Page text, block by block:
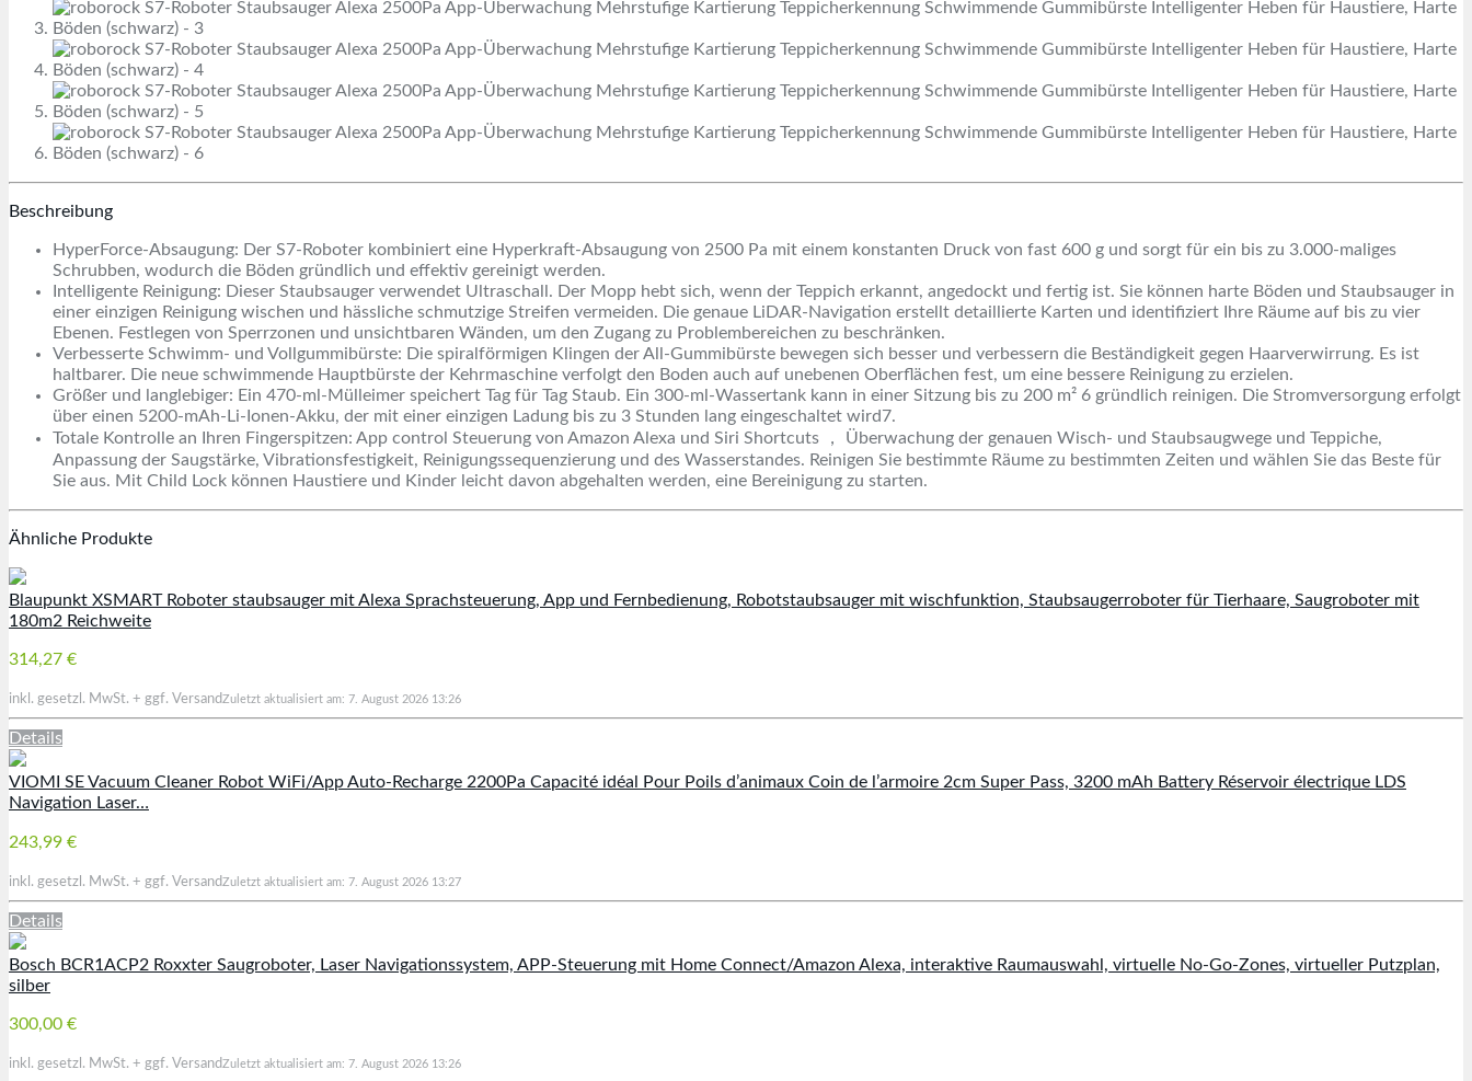
Beschreibung
HyperForce-Absaugung: Der S7-Roboter kombiniert eine Hyperkraft-Absaugung von 2500 Pa mit einem konstanten Druck von fast 600 g und sorgt für ein bis zu 3.000-maliges
Schrubben, wodurch die Böden gründlich und effektiv gereinigt werden.
Intelligente Reinigung: Dieser Staubsauger verwendet Ultraschall. Der Mopp hebt sich, wenn der Teppich erkannt, angedockt und fertig ist. Sie können harte Böden und Staubsauger in
einer einzigen Reinigung wischen und hässliche schmutzige Streifen vermeiden. Die genaue LiDAR-Navigation erstellt detaillierte Karten und identifiziert Ihre Räume auf bis zu vier
Ebenen. Festlegen von Sperrzonen und unsichtbaren Wänden, um den Zugang zu Problembereichen zu beschränken.
Verbesserte Schwimm- und Vollgummibürste: Die spiralförmigen Klingen der All-Gummibürste bewegen sich besser und verbessern die Beständigkeit gegen Haarverwirrung. Es ist
haltbarer. Die neue schwimmende Hauptbürste der Kehrmaschine verfolgt den Boden auch auf unebenen Oberflächen fest, um eine bessere Reinigung zu erzielen.
Größer und langlebiger: Ein 470-ml-Mülleimer speichert Tag für Tag Staub. Ein 300-ml-Wassertank kann in einer Sitzung bis zu 200 m² 6 gründlich reinigen. Die Stromversorgung erfolgt
über einen 5200-mAh-Li-Ionen-Akku, der mit einer einzigen Ladung bis zu 3 Stunden lang eingeschaltet wird7.
Totale Kontrolle an Ihren Fingerspitzen: App control Steuerung von Amazon Alexa und Siri Shortcuts ， Überwachung der genauen Wisch- und Staubsaugwege und Teppiche,
Anpassung der Saugstärke, Vibrationsfestigkeit, Reinigungssequenzierung und des Wasserstandes. Reinigen Sie bestimmte Räume zu bestimmten Zeiten und wählen Sie das Beste für
Sie aus. Mit Child Lock können Haustiere und Kinder leicht davon abgehalten werden, eine Bereinigung zu starten.
Ähnliche Produkte
Blaupunkt XSMART Roboter staubsauger mit Alexa Sprachsteuerung, App und Fernbedienung, Robotstaubsauger mit wischfunktion, Staubsaugerroboter für Tierhaare, Saugroboter mit
180m2 Reichweite
314,27 €
inkl. gesetzl. MwSt. + ggf. VersandZuletzt aktualisiert am: 7. August 2026 13:26
Details
VIOMI SE Vacuum Cleaner Robot WiFi/App Auto-Recharge 2200Pa Capacité idéal Pour Poils d’animaux Coin de l’armoire 2cm Super Pass, 3200 mAh Battery Réservoir électrique LDS
Navigation Laser…
243,99 €
inkl. gesetzl. MwSt. + ggf. VersandZuletzt aktualisiert am: 7. August 2026 13:27
Details
Bosch BCR1ACP2 Roxxter Saugroboter, Laser Navigationssystem, APP-Steuerung mit Home Connect/Amazon Alexa, interaktive Raumauswahl, virtuelle No-Go-Zones, virtueller Putzplan,
silber
300,00 €
inkl. gesetzl. MwSt. + ggf. VersandZuletzt aktualisiert am: 7. August 2026 13:26